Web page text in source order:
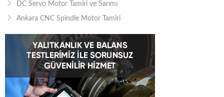
DC Servo Motor Tamiri ve Sarımı
Ankara CNC Spindle Motor Tamiri